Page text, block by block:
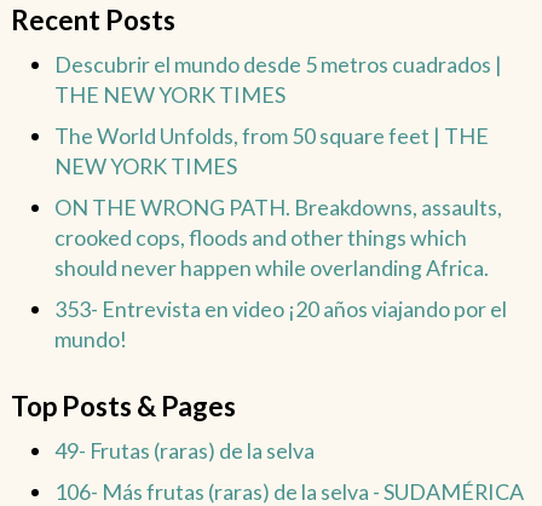
Recent Posts
Descubrir el mundo desde 5 metros cuadrados |
THE NEW YORK TIMES
The World Unfolds, from 50 square feet | THE
NEW YORK TIMES
ON THE WRONG PATH. Breakdowns, assaults,
crooked cops, floods and other things which
should never happen while overlanding Africa.
353- Entrevista en video ¡20 años viajando por el
mundo!
Top Posts & Pages
49- Frutas (raras) de la selva
106- Más frutas (raras) de la selva - SUDAMÉRICA